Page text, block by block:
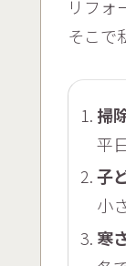
リフォ
そこで
掃
平
子
小
寒